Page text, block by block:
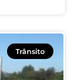
Trânsito